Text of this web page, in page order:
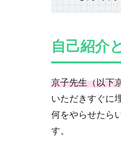
自己紹介
京子先生（以下
いただきすぐに
何をやらせたら
す。